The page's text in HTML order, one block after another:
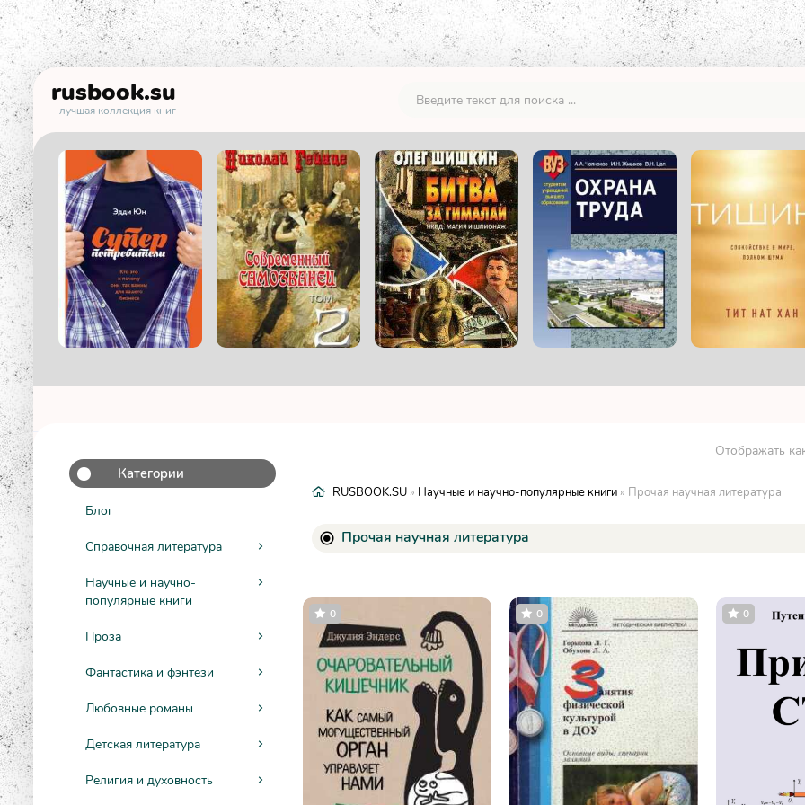
rusbook.su
лучшая коллекция книг
Категории
Блог
Справочная литература
Научные и научно-
популярные книги
Проза
Фантастика и фэнтези
Любовные романы
Детская литература
Религия и духовность
Отображать
RUSBOOK.SU » Научные и научно-популярные книги » Прочая научная литература
Прочая научная литература
0 0 0